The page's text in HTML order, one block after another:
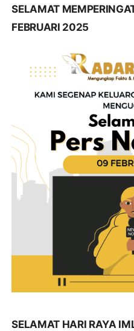
SELAMAT
FEBRUARI 2025
SELAMAT HARI RAYA